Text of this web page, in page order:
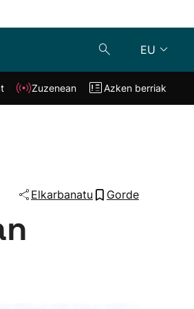
EU
Klisk Zuzenean
Zuzenean Azken berriak
Elkarbanatu Gorde